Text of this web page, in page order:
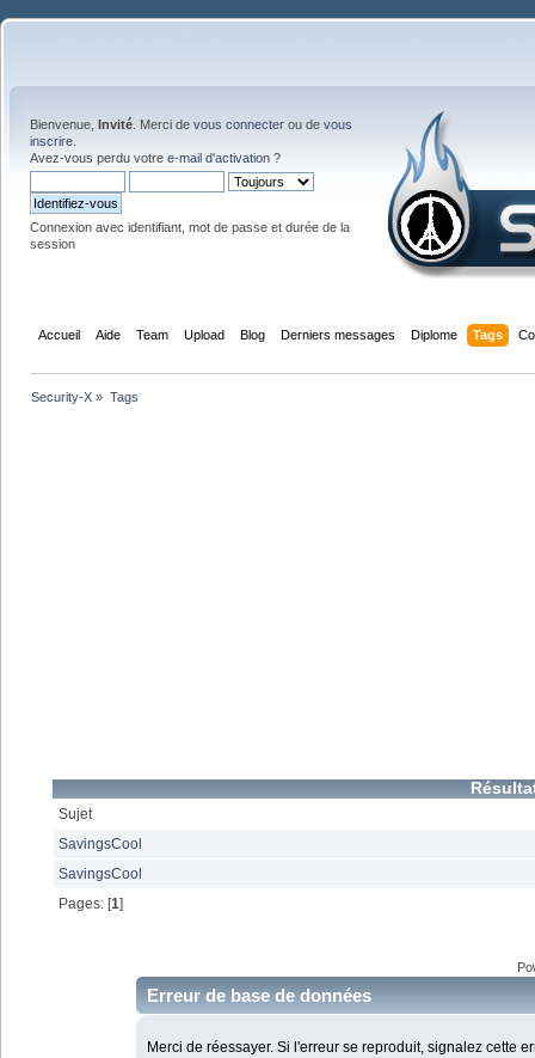
Bienvenue, Invité . Merci de vous connecter ou de vous
inscrire
Avez-vous perdu votre e-mail d'activation ?
Connexion avec identifiant, mot de passe et durée de la
session
Accueil Aide Team Upload Blog Derniers messages Diplome Tags
Security-X » Tags
Sujet
SavingsCool
SavingsCool
Pages: [1]
Erreur de base de données
Merci de réessayer. Si l'erreur se reproduit, signalez cette